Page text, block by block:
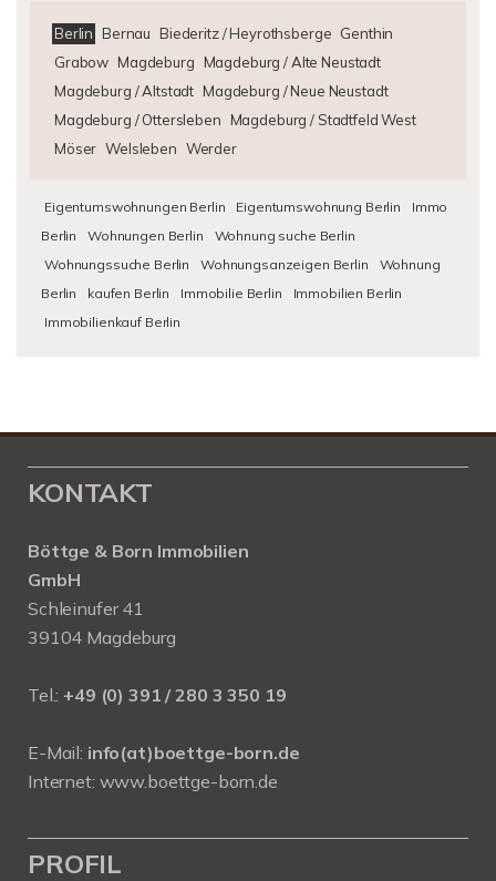
Berlin Bernau Biederitz / Heyrothsberge Genthin
Grabow Magdeburg Magdeburg / Alte Neustadt
Magdeburg / Altstadt Magdeburg / Neue Neustadt
Magdeburg / Ottersleben Magdeburg / Stadtfeld West
Möser Welsleben Werder
Eigentumswohnungen Berlin Eigentumswohnung Berlin
Immo
Berlin
Wohnungen Berlin
Wohnung suche Berlin
Wohnungssuche Berlin
Wohnungsanzeigen Berlin
Wohnung
Berlin
kaufen Berlin Immobilie Berlin
Immobilien Berlin
Immobilienkauf Berlin
KONTAKT
Böttge & Born Immobilien
GmbH
Schleinufer 41
39104 Magdeburg
Tel.: +49 (0) 391 / 280 3 350 19
E-Mail: info(at)boettge-born.de
Internet: www.boettge-born.de
PROFIL